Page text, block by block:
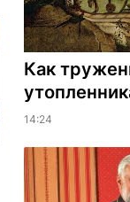
Как
14:24